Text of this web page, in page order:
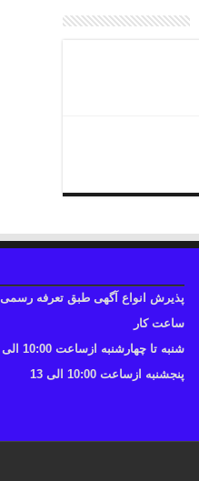
پذیرش انواع آگهی طبق تعرفه رسمی
ساعت کار
شنبه تا چهارشنبه ازساعت 10:00 الی 17
پنجشنبه ازساعت 10:00 الی 13